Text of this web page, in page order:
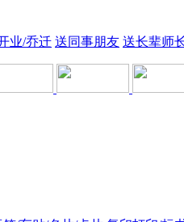
业/乔迁 送同事朋友 送长辈师